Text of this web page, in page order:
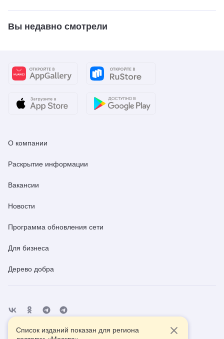
Вы недавно смотрели
О компании
Раскрытие информации
Вакансии
Новости
Программа обновления сети
Для бизнеса
Дерево добра
Помощь Контакты
Список изданий показан для региона